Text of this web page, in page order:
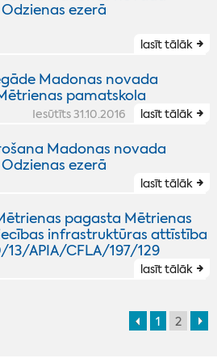
ezerā
lasīt tālāk
Madonas novada
pamatskola
Iesūtīts 31.10.2016 lasīt tālāk
Madonas novada
ezerā
lasīt tālāk
pagasta Mētrienas
infrastruktūras attīstība
13/APIA/CFLA/197/129
lasīt tālāk
1 2